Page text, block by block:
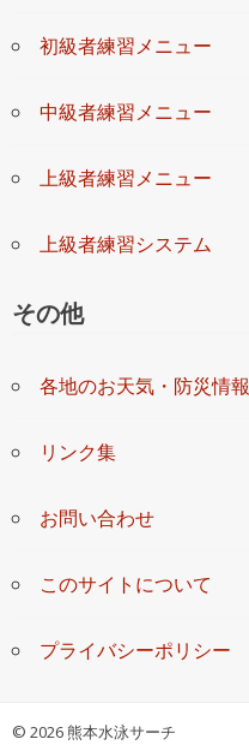
初級者練習メニュー
中級者練習メニュー
上級者練習メニュー
上級者練習システム
その他
各地のお天気・防災情報
リンク集
お問い合わせ
このサイトについて
プライバシーポリシー
© 2026 熊本水泳サーチ